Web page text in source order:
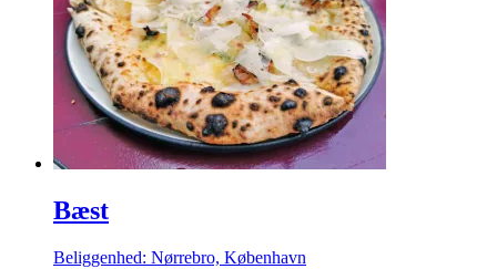
Bæst
Beliggenhed: Nørrebro, København